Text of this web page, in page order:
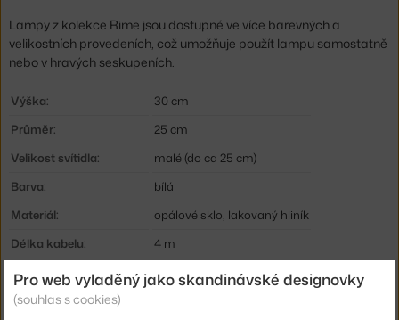
Lampy z kolekce Rime jsou dostupné ve více barevných a
velikostních provedeních, což umožňuje použít lampu samostatně
nebo v hravých seskupeních.
Výška:
30 cm
Průměr:
25 cm
Velikost svítidla:
malé (do ca 25 cm)
Barva:
bílá
Materiál:
opálové sklo, lakovaný hliník
Délka kabelu:
4 m
Krytí:
IP20
Obsahuje stropní krytku:
Pro web vyladěný jako skandinávské designovky
(souhlas s cookies)